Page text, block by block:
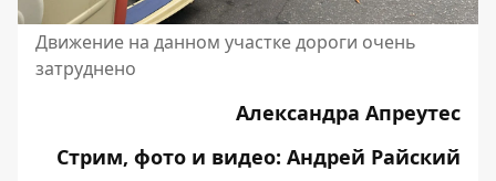
Движение на данном участке дороги очень
затруднено
Александра Апреутес
Стрим, фото и видео: Андрей Райский